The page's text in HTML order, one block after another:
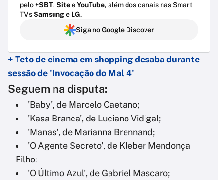
pelo+SBT, SiteeYouTube, além dos canais nas Smart
TVsSamsunge LG.
Siga no Google Discover
+ Teto de cinema em shopping desaba durante
sessão de 'Invocação do Mal 4'
Seguem na disputa:
'Baby', de Marcelo Caetano;
'Kasa Branca', de Luciano Vidigal;
'Manas', de Marianna Brennand;
'O Agente Secreto', de Kleber Mendonça
Filho;
'O Último Azul', de Gabriel Mascaro;